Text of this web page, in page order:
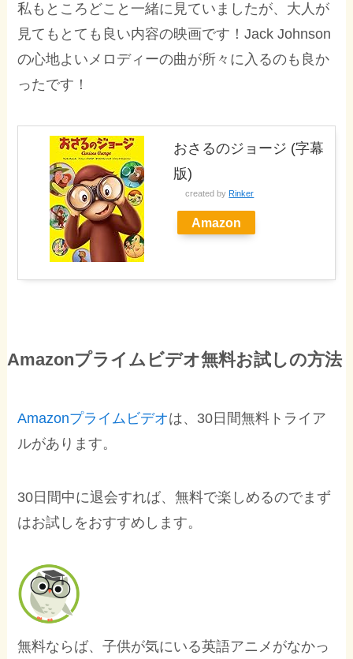
私もところどこと一緒に見ていましたが、大人が
見てもとても良い内容の映画です！Jack Johnson
の心地よいメロディーの曲が所々に入るのも良か
ったです！
おさるのジョージ (字幕
版)
created by Rinker
Amazon
Amazonプライムビデオ無料お試しの方法
Amazonプライムビデオは、30日間無料トライア
ルがあります。
30日間中に退会すれば、無料で楽しめるのでまず
はお試しをおすすめします。
無料ならば、子供が気にいる英語アニメがなかっ